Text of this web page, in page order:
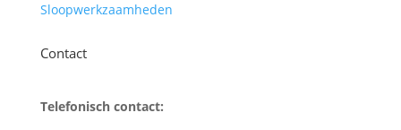
Sloopwerkzaamheden
Contact
Telefonisch contact: